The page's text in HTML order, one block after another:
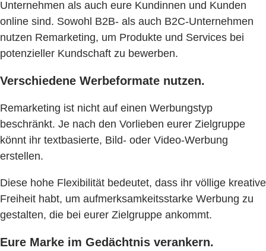
Unternehmen als auch eure Kundinnen und Kunden
online sind. Sowohl B2B- als auch B2C-Unternehmen
nutzen Remarketing, um Produkte und Services bei
potenzieller Kundschaft zu bewerben.
Verschiedene Werbeformate nutzen.
Remarketing ist nicht auf einen Werbungstyp
beschränkt. Je nach den Vorlieben eurer Zielgruppe
könnt ihr textbasierte, Bild- oder Video-Werbung
erstellen.
Diese hohe Flexibilität bedeutet, dass ihr völlige kreative
Freiheit habt, um aufmerksamkeitsstarke Werbung zu
gestalten, die bei eurer Zielgruppe ankommt.
Eure Marke im Gedächtnis verankern.